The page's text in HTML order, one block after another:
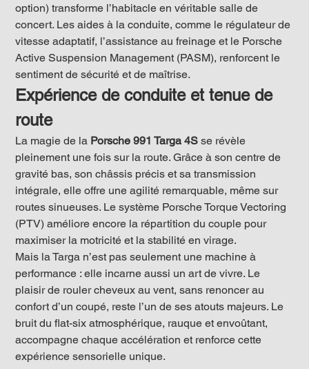
option) transforme l’habitacle en véritable salle de
concert. Les aides à la conduite, comme le régulateur de
vitesse adaptatif, l’assistance au freinage et le Porsche
Active Suspension Management (PASM), renforcent le
sentiment de sécurité et de maîtrise.
Expérience de conduite et tenue de
route
La magie de la Porsche 991 Targa 4S se révèle
pleinement une fois sur la route. Grâce à son centre de
gravité bas, son châssis précis et sa transmission
intégrale, elle offre une agilité remarquable, même sur
routes sinueuses. Le système Porsche Torque Vectoring
(PTV) améliore encore la répartition du couple pour
maximiser la motricité et la stabilité en virage.
Mais la Targa n’est pas seulement une machine à
performance : elle incarne aussi un art de vivre. Le
plaisir de rouler cheveux au vent, sans renoncer au
confort d’un coupé, reste l’un de ses atouts majeurs. Le
bruit du flat-six atmosphérique, rauque et envoûtant,
accompagne chaque accélération et renforce cette
expérience sensorielle unique.